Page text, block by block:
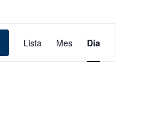
Lista Mes Día